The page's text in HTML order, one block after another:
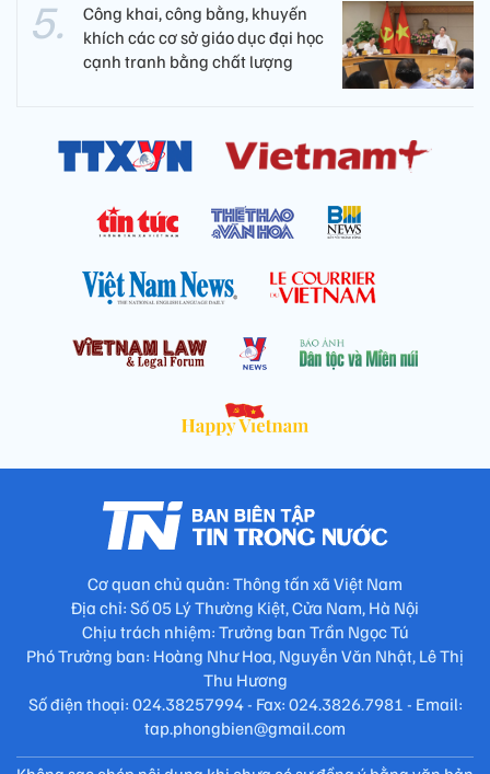
Công khai, công bằng, khuyến
khích các cơ sở giáo dục đại học
cạnh tranh bằng chất lượng​
Cơ quan chủ quản: Thông tấn xã Việt Nam
Địa chỉ: Số 05 Lý Thường Kiệt, Cửa Nam, Hà Nội
Chịu trách nhiệm: Trưởng ban Trần Ngọc Tú
Phó Trưởng ban: Hoàng Như Hoa, Nguyễn Văn Nhật, Lê Thị
Thu Hương
Số điện thoại: 024.38257994 - Fax: 024.3826.7981 - Email:
tap.phongbien@gmail.com